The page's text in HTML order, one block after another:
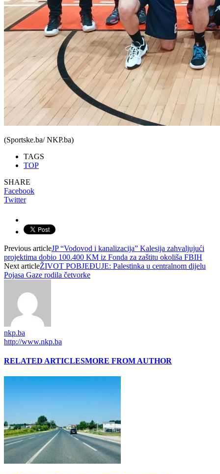
(Sportske.ba/ NKP.ba)
TAGS
TOP
SHARE
Facebook
Twitter
Previous articleJP “Vodovod i kanalizacija” Kalesija zahvaljujući
projektima dobio 100.400 KM iz Fonda za zaštitu okoliša FBIH
Next articleŽIVOT POBJEĐUJE: Palestinka u centralnom dijelu
Pojasa Gaze rodila četvorke
nkp.ba
http://www.nkp.ba
RELATED ARTICLESMORE FROM AUTHOR